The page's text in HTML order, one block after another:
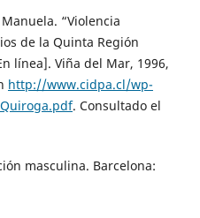
Manuela. “Violencia
de la Quinta Región
línea]. Viña del Mar, 1996,
http://www.cidpa.cl/wp-
. Consultado el
masculina. Barcelona: